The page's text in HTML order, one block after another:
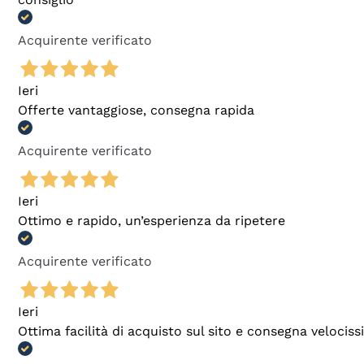
Acquirente verificato
Ieri
Offerte vantaggiose, consegna rapida
Acquirente verificato
Ieri
Ottimo e rapido, un’esperienza da ripetere
Acquirente verificato
Ieri
Ottima facilità di acquisto sul sito e consegna